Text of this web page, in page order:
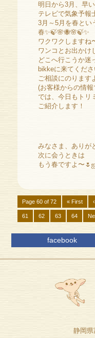
明日から3月、早
テレビで気象予報
3月～5月を春とい
春✨🍃🌸🐝🌸🍃✨
ワクワクしますね
ワンコとお出かけ
どこへ行こうか迷
bikkeに来てくださ
ご相談にのります
(お客様からの情
では、今日もトリ
ご紹介します！
みなさま、ありが
次に会うときは
もう春ですよ〜
Page 60 of 72 « First
61 62 63 64
facebook
静岡県